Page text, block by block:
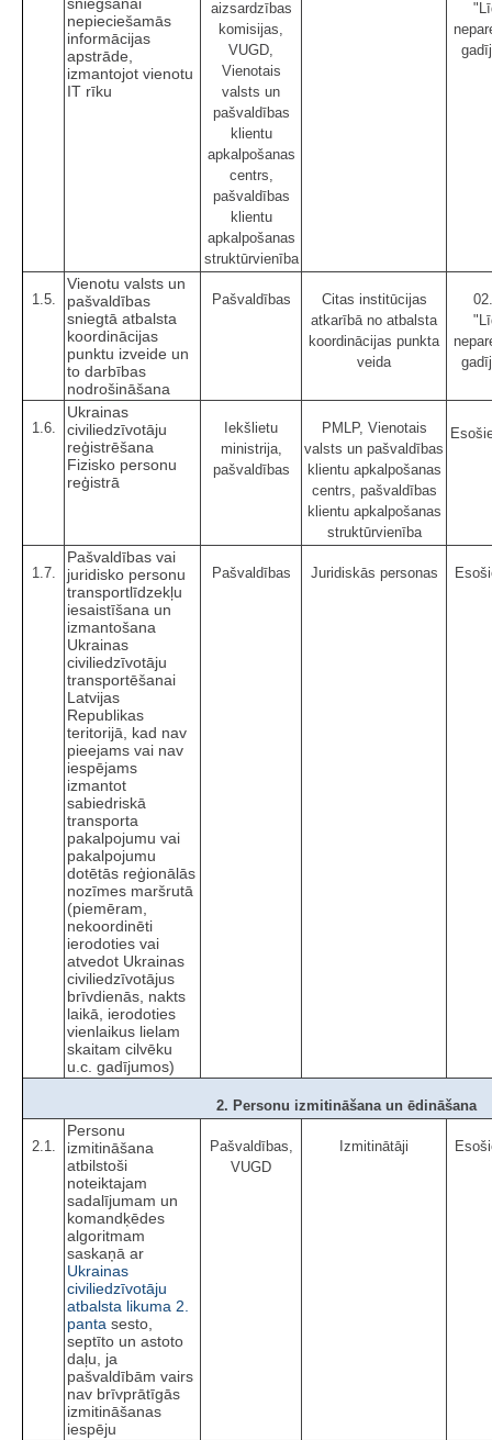
sniegšanai
nepieciešamās
informācijas
apstrāde,
izmantojot vienotu
IT rīku
aizsardzības
komisijas,
VUGD,
Vienotais
valsts un
pašvaldības
klientu
apkalpošanas
centrs,
pašvaldības
klientu
apkalpošanas
struktūrvienība
1.5.
Vienotu valsts un
pašvaldības
sniegtā atbalsta
koordinācijas
punktu izveide un
to darbības
nodrošināšana
Pašvaldības
Citas institūcijas
atkarībā no atbalsta
koordinācijas punkta
veida
1.6.
Ukrainas
civiliedzīvotāju
reģistrēšana
Fizisko personu
reģistrā
Iekšlietu
ministrija,
pašvaldības
PMLP, Vienotais
valsts un pašvaldības
klientu apkalpošanas
centrs, pašvaldības
klientu apkalpošanas
struktūrvienība
1.7.
Pašvaldības vai
juridisko personu
transportlīdzekļu
iesaistīšana un
izmantošana
Ukrainas
civiliedzīvotāju
transportēšanai
Latvijas
Republikas
teritorijā, kad nav
pieejams vai nav
iespējams
izmantot
sabiedriskā
transporta
pakalpojumu vai
pakalpojumu
dotētās reģionālās
nozīmes maršrutā
(piemēram,
nekoordinēti
ierodoties vai
atvedot Ukrainas
civiliedzīvotājus
brīvdienās, nakts
laikā, ierodoties
vienlaikus lielam
skaitam cilvēku
u.c. gadījumos)
Pašvaldības Juridiskās personas
2. Personu izmitināšana un ēdināšana
2.1.
Personu
izmitināšana
atbilstoši
noteiktajam
sadalījumam un
komandķēdes
algoritmam
saskaņā ar
Ukrainas
civiliedzīvotāju
atbalsta likuma 2.
panta sesto,
septīto un astoto
daļu, ja
pašvaldībām vairs
nav brīvprātīgās
izmitināšanas
iespēju
Pašvaldības,
VUGD
Izmitinātāji